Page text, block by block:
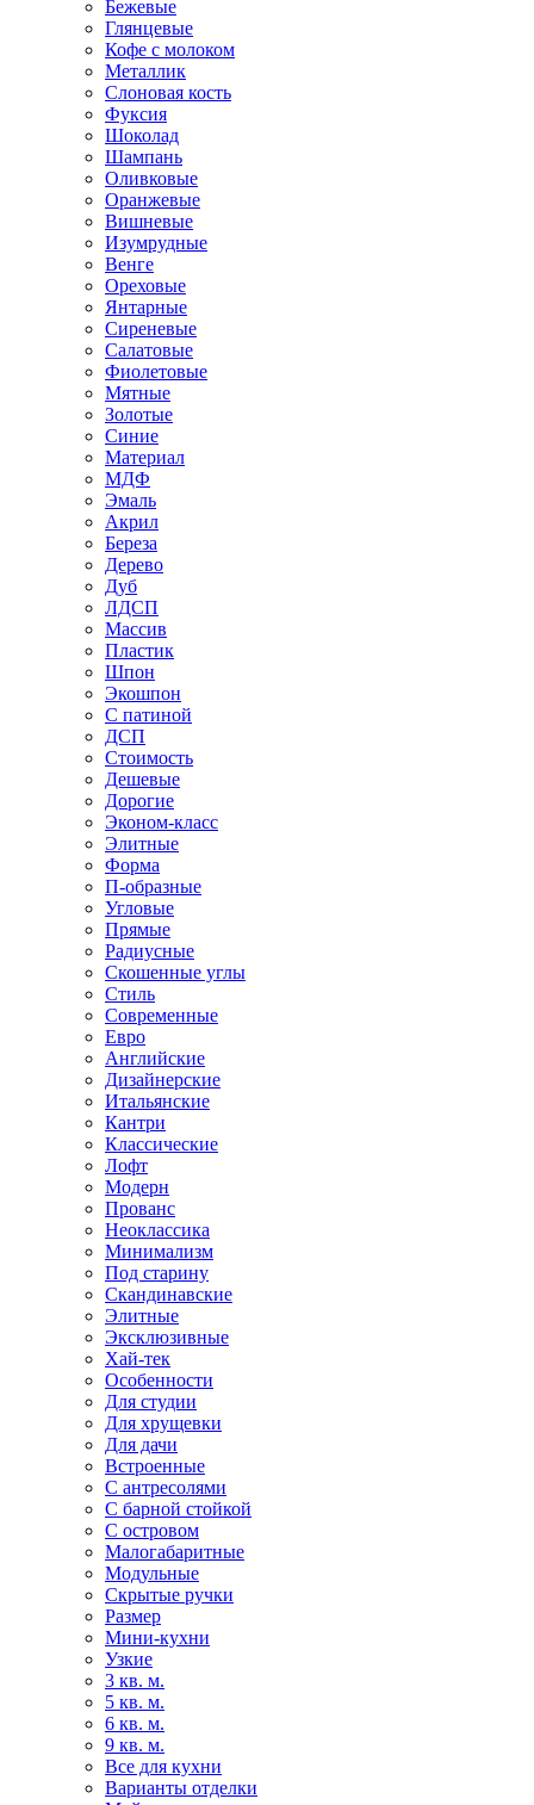
Бежевые
Глянцевые
Кофе с молоком
Металлик
Слоновая кость
Фуксия
Шоколад
Шампань
Оливковые
Оранжевые
Вишневые
Изумрудные
Венге
Ореховые
Янтарные
Сиреневые
Салатовые
Фиолетовые
Мятные
Золотые
Синие
Материал
МДФ
Эмаль
Акрил
Береза
Дерево
Дуб
ЛДСП
Массив
Пластик
Шпон
Экошпон
С патиной
ДСП
Стоимость
Дешевые
Дорогие
Эконом-класс
Элитные
Форма
П-образные
Угловые
Прямые
Радиусные
Скошенные углы
Стиль
Современные
Евро
Английские
Дизайнерские
Итальянские
Кантри
Классические
Лофт
Модерн
Прованс
Неоклассика
Минимализм
Под старину
Скандинавские
Элитные
Эксклюзивные
Хай-тек
Особенности
Для студии
Для хрущевки
Для дачи
Встроенные
С антресолями
С барной стойкой
С островом
Малогабаритные
Модульные
Скрытые ручки
Размер
Мини-кухни
Узкие
3 кв. м.
5 кв. м.
6 кв. м.
9 кв. м.
Все для кухни
Варианты отделки